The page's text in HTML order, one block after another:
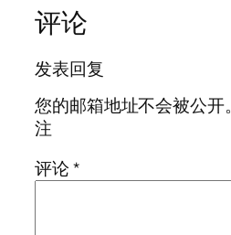
评论
发表回复
您的邮箱地址不会被公开。
注
评论*